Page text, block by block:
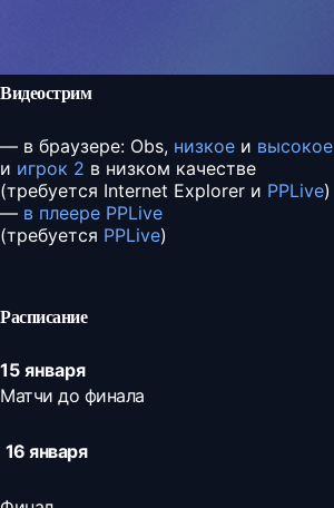
Видеострим
— в браузере: Obs, низкое и высокое
и игрок 2 в низком качестве
(требуется Internet Explorer и PPLive)
— в плеере PPLive
(требуется PPLive)
Расписание
15 января
Матчи до финала
16 января